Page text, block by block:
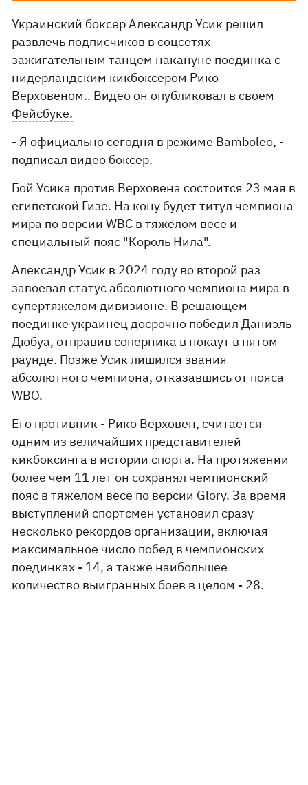
Украинский боксерАлександр Усик решил
развлечь подписчиков в соцсетях
зажигательным танцем накануне поединка с
нидерландским кикбоксером Рико
Верховеном.. Видео он опубликовал в своем
Фейсбуке.
- Я официально сегодня в режиме Bamboleo, -
подписал видео боксер.
Бой Усика против Верховена состоится 23 мая в
египетской Гизе. На кону будет титул чемпиона
мира по версии WBC в тяжелом весе и
специальный пояс "Король Нила".
Александр Усик в 2024 году во второй раз
завоевал статус абсолютного чемпиона мира в
супертяжелом дивизионе. В решающем
поединке украинец досрочно победил Даниэль
Дюбуа, отправив соперника в нокаут в пятом
раунде. Позже Усик лишился звания
абсолютного чемпиона, отказавшись от пояса
WBO.
Его противник - Рико Верховен, считается
одним из величайших представителей
кикбоксинга в истории спорта. На протяжении
более чем 11 лет он сохранял чемпионский
пояс в тяжелом весе по версии Glory. За время
выступлений спортсмен установил сразу
несколько рекордов организации, включая
максимальное число побед в чемпионских
поединках - 14, а также наибольшее
количество выигранных боев в целом - 28.